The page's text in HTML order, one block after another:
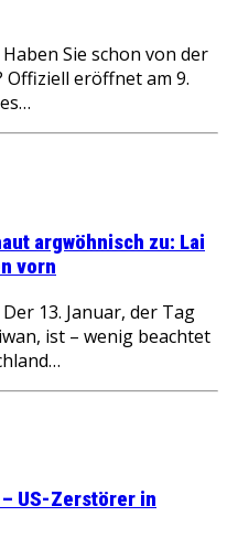
Haben Sie schon von der
Offiziell eröffnet am 9.
argwöhnisch zu: Lai
vorn
13. Januar, der Tag
ist – wenig beachtet
US-Zerstörer in